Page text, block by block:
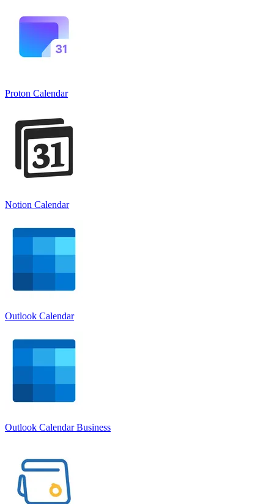
Proton Calendar
Notion Calendar
Outlook Calendar
Outlook Calendar Business